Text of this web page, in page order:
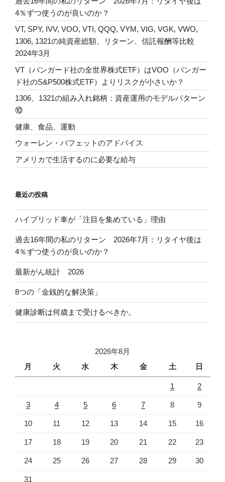
4％ずつ使うのが良いのか？
VT, SPY, IVV, VOO, VTI, QQQ, VYM, VIG, VGK, VWO,
1306, 1321の純資産総額、リターン、信託報酬等比較
2024年3月
VT（バンガード社の全世界株式ETF）はVOO（バンガー
ド社のS&P500株式ETF）よりリスクが小さいか？
1306、1321の組み入れ銘柄：資産運用のモデルパターン
⑩
健康、食品、運動
ウォーレン・バフェットのアドバイス
アメリカで生活するのに必要な給与
最近の投稿
ハイブリッド車が「注目を集めている」理由
過去16年間の私のリターン 2026年7月：リタイヤ後は
4％ずつ使うのが良いのか？
最新がん統計 2026
8つの「金銭的な解決策」
健康診断は何歳まで受けるべきか。
2026年8月
月
火 水 木 金 土 日
1 2
3 4 5 6 7 8 9
10 11 12 13 14 15 16
17 18 19 20 21 22 23
24 25 26 27 28 29 30
31